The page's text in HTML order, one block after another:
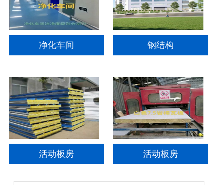
净化车间 钢结构
活动板房 活动板房